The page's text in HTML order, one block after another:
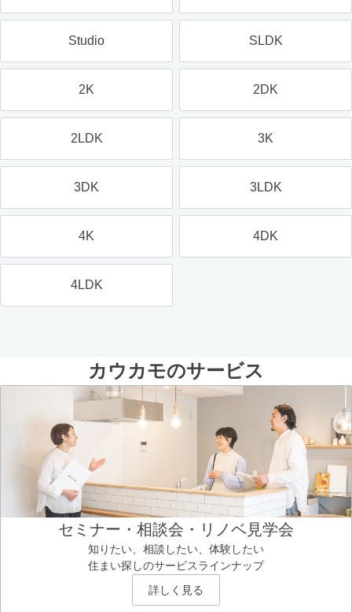
Studio SLDK
2K 2DK
2LDK 3K
3DK 3LDK
4K 4DK
4LDK
カウカモのサービス
セミナー・相談会・リノベ見学会
知りたい、相談したい、体験したい
住まい探しのサービスラインナップ
詳しく見る